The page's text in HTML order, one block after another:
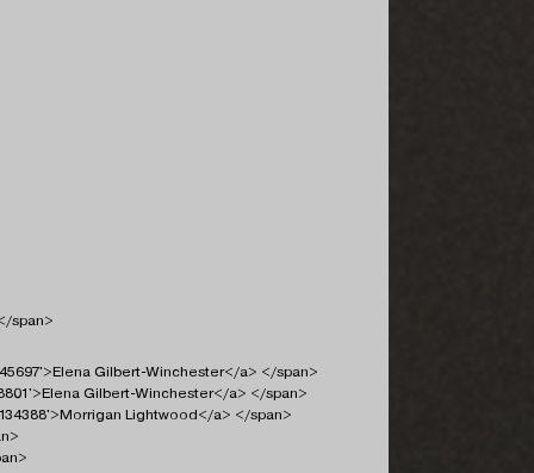
span>
Gilbert-Winchester</a> </span>
Gilbert-Winchester</a> </span>
Lightwood</a> </span>